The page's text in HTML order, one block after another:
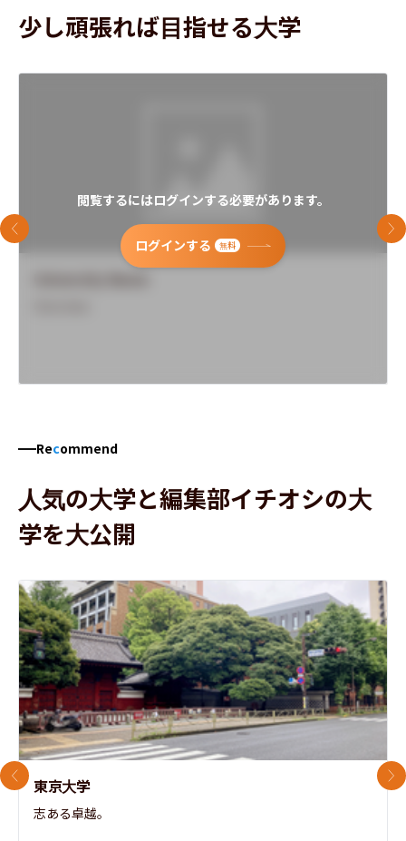
少し頑張れば目指せる大学
閲覧するにはログインする必要があります。
ログインする 無料
前のスライド 次
Recommend
人気の大学と編集部イチオシの大
学を大公開
東京大学
志ある卓越。
前のスライド 次